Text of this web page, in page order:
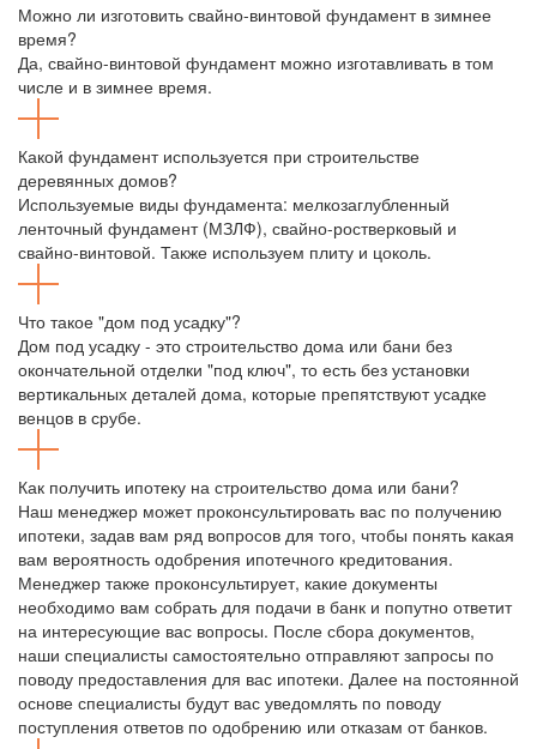
Можно ли изготовить свайно-винтовой фундамент в зимнее
время?
Да, свайно-винтовой фундамент можно изготавливать в том
числе и в зимнее время.
Какой фундамент используется при строительстве
деревянных домов?
Используемые виды фундамента: мелкозаглубленный
ленточный фундамент (МЗЛФ), свайно-ростверковый и
свайно-винтовой. Также используем плиту и цоколь.
Что такое "дом под усадку"?
Дом под усадку - это строительство дома или бани без
окончательной отделки "под ключ", то есть без установки
вертикальных деталей дома, которые препятствуют усадке
венцов в срубе.
Как получить ипотеку на строительство дома или бани?
Наш менеджер может проконсультировать вас по получению
ипотеки, задав вам ряд вопросов для того, чтобы понять какая
вам вероятность одобрения ипотечного кредитования.
Менеджер также проконсультирует, какие документы
необходимо вам собрать для подачи в банк и попутно ответит
на интересующие вас вопросы. После сбора документов,
наши специалисты самостоятельно отправляют запросы по
поводу предоставления для вас ипотеки. Далее на постоянной
основе специалисты будут вас уведомлять по поводу
поступления ответов по одобрению или отказам от банков.